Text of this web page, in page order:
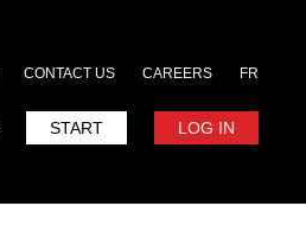
CONTACT US CAREERS FR
START LOG IN